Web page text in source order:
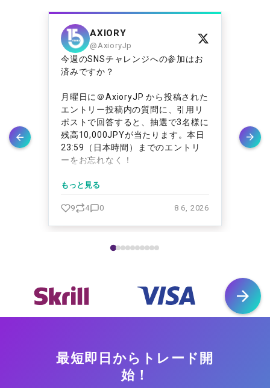
AXIORY
@AxioryJp
今週のSNSチャレンジへの参加はお
済みですか？
月曜日に＠AxioryJP から投稿された
エントリー投稿内の質問に、引用リ
ポストで回答すると、抽選で3名様に
残高10,000JPYが当たります。本日
23:59（日本時間）までのエントリ
ーをお忘れなく！
当選者の方には、明日DMでご連絡し
もっと見る
9 4 0 8 6, 2026
と
し
最短即日からトレード開
始！